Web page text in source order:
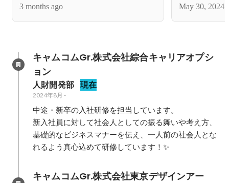
3 months ago
May 30, 2024
キャムコムGr.株式会社綜合キャリアオプシ
ョン
人財開発部 現在
2024年8月 -
中途・新卒の入社研修を担当しています。
新入社員に対して社会人としての振る舞いや考え方、
基礎的なビジネスマナーを伝え、一人前の社会人とな
れるよう真心込めて研修しています！✨
キャムコムGr.株式会社東京デザインアー